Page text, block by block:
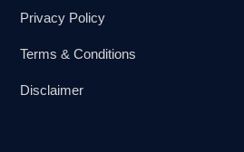
Privacy Policy
Terms & Conditions
Disclaimer